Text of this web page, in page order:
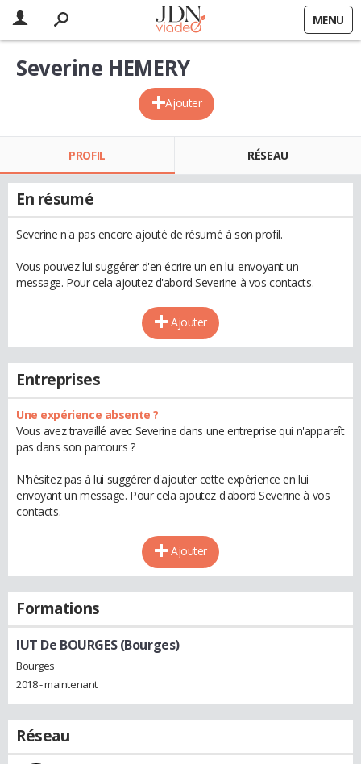
MENU
Ajouter
Severine HEMERY
PROFIL RÉSEAU
En résumé
Severine n'a pas encore ajouté de résumé à son profil.
Vous pouvez lui suggérer d'en écrire un en lui envoyant un
message. Pour cela ajoutez d'abord Severine à vos contacts.
Ajouter
Entreprises
Une expérience absente ?
Vous avez travaillé avec Severine dans une entreprise qui n'apparaît
pas dans son parcours ?
N'hésitez pas à lui suggérer d'ajouter cette expérience en lui
envoyant un message. Pour cela ajoutez d'abord Severine à vos
contacts.
Ajouter
Formations
IUT De BOURGES (Bourges)
Bourges
2018 - maintenant
Réseau